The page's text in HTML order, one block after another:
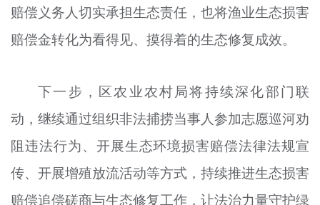
赔偿义务人切实承担生态责任，也将渔业生态损害
赔偿金转化为看得见、摸得着的生态修复成效。
下一步，区农业农村局将持续深化部门联
动，继续通过组织非法捕捞当事人参加志愿巡河劝
阻违法行为、开展生态环境损害赔偿法律法规宣
传、开展增殖放流活动等方式，持续推进生态损害
赔偿追偿磋商与生态修复工作，让法治力量守护绿